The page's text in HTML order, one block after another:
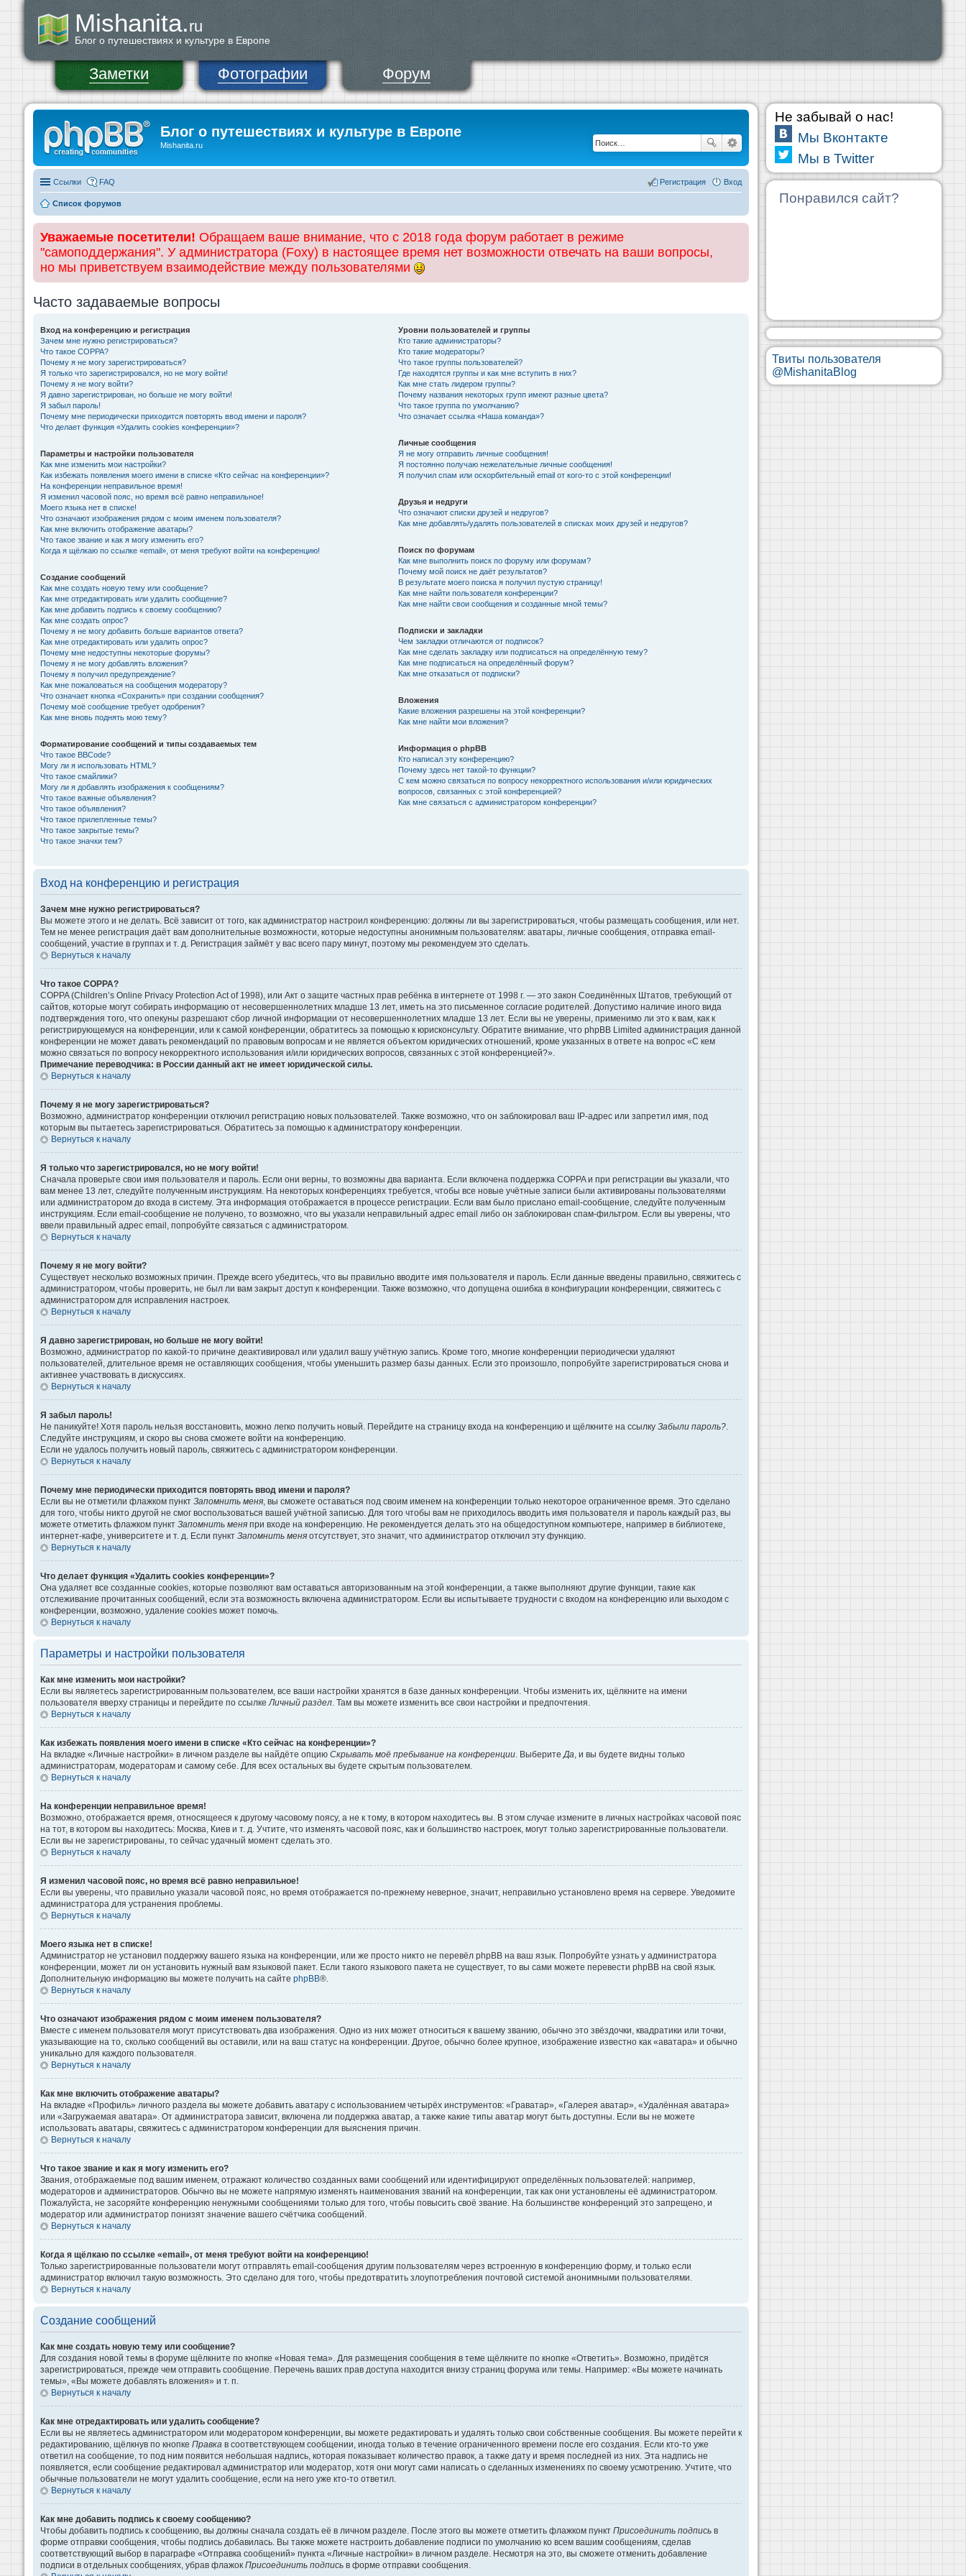
Mishanita.ru
Блог о путешествиях и культуре в Европе
Заметки Фотографии Форум
Блог о путешествиях и культуре в Европе
Mishanita.ru
Ссылки FAQ Вход
Регистрация
Список форумов
Уважаемые посетители! Обращаем ваше внимание, что с 2018 года форум работает в режиме
"самоподдержания". У администратора (Foxy) в настоящее время нет возможности отвечать на ваши вопросы,
но мы приветствуем взаимодействие между пользователями
Часто задаваемые вопросы
Вход на конференцию и регистрация
Зачем мне нужно регистрироваться?
Что такое COPPA?
Почему я не могу зарегистрироваться?
Я только что зарегистрировался, но не могу войти!
Почему я не могу войти?
Я давно зарегистрирован, но больше не могу войти!
Я забыл пароль!
Почему мне периодически приходится повторять ввод имени и пароля?
Что делает функция «Удалить cookies конференции»?
Параметры и настройки пользователя
Как мне изменить мои настройки?
Как избежать появления моего имени в списке «Кто сейчас на конференции»?
На конференции неправильное время!
Я изменил часовой пояс, но время всё равно неправильное!
Моего языка нет в списке!
Что означают изображения рядом с моим именем пользователя?
Как мне включить отображение аватары?
Что такое звание и как я могу изменить его?
Когда я щёлкаю по ссылке «email», от меня требуют войти на конференцию!
Создание сообщений
Как мне создать новую тему или сообщение?
Как мне отредактировать или удалить сообщение?
Как мне добавить подпись к своему сообщению?
Как мне создать опрос?
Почему я не могу добавить больше вариантов ответа?
Как мне отредактировать или удалить опрос?
Почему мне недоступны некоторые форумы?
Почему я не могу добавлять вложения?
Почему я получил предупреждение?
Как мне пожаловаться на сообщения модератору?
Что означает кнопка «Сохранить» при создании сообщения?
Почему моё сообщение требует одобрения?
Как мне вновь поднять мою тему?
Форматирование сообщений и типы создаваемых тем
Что такое BBCode?
Могу ли я использовать HTML?
Что такое смайлики?
Могу ли я добавлять изображения к сообщениям?
Что такое важные объявления?
Что такое объявления?
Что такое прилепленные темы?
Что такое закрытые темы?
Что такое значки тем?
Уровни пользователей и группы
Кто такие администраторы?
Кто такие модераторы?
Что такое группы пользователей?
Где находятся группы и как мне вступить в них?
Как мне стать лидером группы?
Почему названия некоторых групп имеют разные цвета?
Что такое группа по умолчанию?
Что означает ссылка «Наша команда»?
Личные сообщения
Я не могу отправить личные сообщения!
Я постоянно получаю нежелательные личные сообщения!
Я получил спам или оскорбительный email от кого-то с этой конференции!
Друзья и недруги
Что означают списки друзей и недругов?
Как мне добавлять/удалять пользователей в списках моих друзей и недругов?
Поиск по форумам
Как мне выполнить поиск по форуму или форумам?
Почему мой поиск не даёт результатов?
В результате моего поиска я получил пустую страницу!
Как мне найти пользователя конференции?
Как мне найти свои сообщения и созданные мной темы?
Подписки и закладки
Чем закладки отличаются от подписок?
Как мне сделать закладку или подписаться на определённую тему?
Как мне подписаться на определённый форум?
Как мне отказаться от подписки?
Вложения
Какие вложения разрешены на этой конференции?
Как мне найти мои вложения?
Информация о phpBB
Кто написал эту конференцию?
Почему здесь нет такой-то функции?
С кем можно связаться по вопросу некорректного использования и/или юридических
вопросов, связанных с этой конференцией?
Как мне связаться с администратором конференции?
Вход на конференцию и регистрация
Зачем мне нужно регистрироваться?
Вы можете этого и не делать. Всё зависит от того, как администратор настроил конференцию: должны ли вы зарегистрироваться, чтобы размещать сообщения, или нет.
Тем не менее регистрация даёт вам дополнительные возможности, которые недоступны анонимным пользователям: аватары, личные сообщения, отправка email-
сообщений, участие в группах и т. д. Регистрация займёт у вас всего пару минут, поэтому мы рекомендуем это сделать.
Вернуться к началу
Что такое COPPA?
COPPA (Children’s Online Privacy Protection Act of 1998), или Акт о защите частных прав ребёнка в интернете от 1998 г. — это закон Соединённых Штатов, требующий от
сайтов, которые могут собирать информацию от несовершеннолетних младше 13 лет, иметь на это письменное согласие родителей. Допустимо наличие иного вида
подтверждения того, что опекуны разрешают сбор личной информации от несовершеннолетних младше 13 лет. Если вы не уверены, применимо ли это к вам, как к
регистрирующемуся на конференции, или к самой конференции, обратитесь за помощью к юрисконсульту. Обратите внимание, что phpBB Limited администрация данной
конференции не может давать рекомендаций по правовым вопросам и не является объектом юридических отношений, кроме указанных в ответе на вопрос «С кем
можно связаться по вопросу некорректного использования и/или юридических вопросов, связанных с этой конференцией?».
Примечание переводчика: в России данный акт не имеет юридической силы.
Вернуться к началу
Почему я не могу зарегистрироваться?
Возможно, администратор конференции отключил регистрацию новых пользователей. Также возможно, что он заблокировал ваш IP-адрес или запретил имя, под
которым вы пытаетесь зарегистрироваться. Обратитесь за помощью к администратору конференции.
Вернуться к началу
Я только что зарегистрировался, но не могу войти!
Сначала проверьте свои имя пользователя и пароль. Если они верны, то возможны два варианта. Если включена поддержка COPPA и при регистрации вы указали, что
вам менее 13 лет, следуйте полученным инструкциям. На некоторых конференциях требуется, чтобы все новые учётные записи были активированы пользователями
или администратором до входа в систему. Эта информация отображается в процессе регистрации. Если вам было прислано email-сообщение, следуйте полученным
инструкциям. Если email-сообщение не получено, то возможно, что вы указали неправильный адрес email либо он заблокирован спам-фильтром. Если вы уверены, что
ввели правильный адрес email, попробуйте связаться с администратором.
Вернуться к началу
Почему я не могу войти?
Существует несколько возможных причин. Прежде всего убедитесь, что вы правильно вводите имя пользователя и пароль. Если данные введены правильно, свяжитесь с
администратором, чтобы проверить, не был ли вам закрыт доступ к конференции. Также возможно, что допущена ошибка в конфигурации конференции, свяжитесь с
администратором для исправления настроек.
Вернуться к началу
Я давно зарегистрирован, но больше не могу войти!
Возможно, администратор по какой-то причине деактивировал или удалил вашу учётную запись. Кроме того, многие конференции периодически удаляют
пользователей, длительное время не оставляющих сообщения, чтобы уменьшить размер базы данных. Если это произошло, попробуйте зарегистрироваться снова и
активнее участвовать в дискуссиях.
Вернуться к началу
Я забыл пароль!
Не паникуйте! Хотя пароль нельзя восстановить, можно легко получить новый. Перейдите на страницу входа на конференцию и щёлкните на ссылку Забыли пароль?
Следуйте инструкциям, и скоро вы снова сможете войти на конференцию.
Если не удалось получить новый пароль, свяжитесь с администратором конференции.
Вернуться к началу
Почему мне периодически приходится повторять ввод имени и пароля?
Если вы не отметили флажком пункт Запомнить меня , вы сможете оставаться под своим именем на конференции только некоторое ограниченное время. Это сделано
для того, чтобы никто другой не смог воспользоваться вашей учётной записью. Для того чтобы вам не приходилось вводить имя пользователя и пароль каждый раз, вы
можете отметить флажком пункт Запомнить меня при входе на конференцию. Не рекомендуется делать это на общедоступном компьютере, например в библиотеке,
интернет-кафе, университете и т. д. Если пункт Запомнить меня отсутствует, это значит, что администратор отключил эту функцию.
Вернуться к началу
Что делает функция «Удалить cookies конференции»?
Она удаляет все созданные cookies, которые позволяют вам оставаться авторизованным на этой конференции, а также выполняют другие функции, такие как
отслеживание прочитанных сообщений, если эта возможность включена администратором. Если вы испытываете трудности с входом на конференцию или выходом с
конференции, возможно, удаление cookies может помочь.
Вернуться к началу
Параметры и настройки пользователя
Как мне изменить мои настройки?
Если вы являетесь зарегистрированным пользователем, все ваши настройки хранятся в базе данных конференции. Чтобы изменить их, щёлкните на имени
пользователя вверху страницы и перейдите по ссылке Личный раздел . Там вы можете изменить все свои настройки и предпочтения.
Вернуться к началу
Как избежать появления моего имени в списке «Кто сейчас на конференции»?
На вкладке «Личные настройки» в личном разделе вы найдёте опцию Скрывать моё пребывание на конференции . Выберите Да , и вы будете видны только
администраторам, модераторам и самому себе. Для всех остальных вы будете скрытым пользователем.
Вернуться к началу
На конференции неправильное время!
Возможно, отображается время, относящееся к другому часовому поясу, а не к тому, в котором находитесь вы. В этом случае измените в личных настройках часовой пояс
на тот, в котором вы находитесь: Москва, Киев и т. д. Учтите, что изменять часовой пояс, как и большинство настроек, могут только зарегистрированные пользователи.
Если вы не зарегистрированы, то сейчас удачный момент сделать это.
Вернуться к началу
Я изменил часовой пояс, но время всё равно неправильное!
Если вы уверены, что правильно указали часовой пояс, но время отображается по-прежнему неверное, значит, неправильно установлено время на сервере. Уведомите
администратора для устранения проблемы.
Вернуться к началу
Моего языка нет в списке!
Администратор не установил поддержку вашего языка на конференции, или же просто никто не перевёл phpBB на ваш язык. Попробуйте узнать у администратора
конференции, может ли он установить нужный вам языковой пакет. Если такого языкового пакета не существует, то вы сами можете перевести phpBB на свой язык.
Дополнительную информацию вы можете получить на сайте phpBB®.
Вернуться к началу
Что означают изображения рядом с моим именем пользователя?
Вместе с именем пользователя могут присутствовать два изображения. Одно из них может относиться к вашему званию, обычно это звёздочки, квадратики или точки,
указывающие на то, сколько сообщений вы оставили, или на ваш статус на конференции. Другое, обычно более крупное, изображение известно как «аватара» и обычно
уникально для каждого пользователя.
Вернуться к началу
Как мне включить отображение аватары?
На вкладке «Профиль» личного раздела вы можете добавить аватару с использованием четырёх инструментов: «Граватар», «Галерея аватар», «Удалённая аватара»
или «Загружаемая аватара». От администратора зависит, включена ли поддержка аватар, а также какие типы аватар могут быть доступны. Если вы не можете
использовать аватары, свяжитесь с администратором конференции для выяснения причин.
Вернуться к началу
Что такое звание и как я могу изменить его?
Звания, отображаемые под вашим именем, отражают количество созданных вами сообщений или идентифицируют определённых пользователей: например,
модераторов и администраторов. Обычно вы не можете напрямую изменять наименования званий на конференции, так как они установлены её администратором.
Пожалуйста, не засоряйте конференцию ненужными сообщениями только для того, чтобы повысить своё звание. На большинстве конференций это запрещено, и
модератор или администратор понизят значение вашего счётчика сообщений.
Вернуться к началу
Когда я щёлкаю по ссылке «email», от меня требуют войти на конференцию!
Только зарегистрированные пользователи могут отправлять email-сообщения другим пользователям через встроенную в конференцию форму, и только если
администратор включил такую возможность. Это сделано для того, чтобы предотвратить злоупотребления почтовой системой анонимными пользователями.
Вернуться к началу
Создание сообщений
Как мне создать новую тему или сообщение?
Для создания новой темы в форуме щёлкните по кнопке «Новая тема». Для размещения сообщения в теме щёлкните по кнопке «Ответить». Возможно, придётся
зарегистрироваться, прежде чем отправить сообщение. Перечень ваших прав доступа находится внизу страниц форума или темы. Например: «Вы можете начинать
темы», «Вы можете добавлять вложения» и т. п.
Вернуться к началу
Как мне отредактировать или удалить сообщение?
Если вы не являетесь администратором или модератором конференции, вы можете редактировать и удалять только свои собственные сообщения. Вы можете перейти к
редактированию, щёлкнув по кнопке Правка в соответствующем сообщении, иногда только в течение ограниченного времени после его создания. Если кто-то уже
ответил на сообщение, то под ним появится небольшая надпись, которая показывает количество правок, а также дату и время последней из них. Эта надпись не
появляется, если сообщение редактировал администратор или модератор, хотя они могут сами написать о сделанных изменениях по своему усмотрению. Учтите, что
обычные пользователи не могут удалить сообщение, если на него уже кто-то ответил.
Вернуться к началу
Как мне добавить подпись к своему сообщению?
Чтобы добавить подпись к сообщению, вы должны сначала создать её в личном разделе. После этого вы можете отметить флажком пункт Присоединить подпись в
форме отправки сообщения, чтобы подпись добавилась. Вы также можете настроить добавление подписи по умолчанию ко всем вашим сообщениям, сделав
соответствующий выбор в параграфе «Отправка сообщений» пункта «Личные настройки» в личном разделе. Несмотря на это, вы сможете отменить добавление
подписи в отдельных сообщениях, убрав флажок Присоединить подпись в форме отправки сообщения.
Не забывай о нас!
Мы Вконтакте
Мы в Twitter
Понравился сайт?
Твиты пользователя
@MishanitaBlog